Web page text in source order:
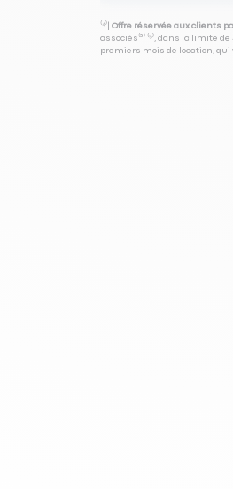
⁽⁴⁾| Offre réservée aux clients
associés⁽³⁾ ⁽⁵⁾, dans la limite de
premiers mois de location,